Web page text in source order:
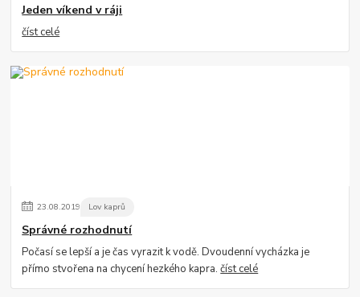
Jeden víkend v ráji
číst celé
23.08.2019 Lov kaprů
Správné rozhodnutí
Počasí se lepší a je čas vyrazit k vodě. Dvoudenní vycházka je
přímo stvořena na chycení hezkého kapra.číst celé